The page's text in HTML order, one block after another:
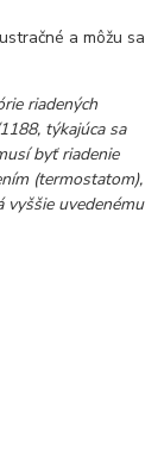
a môžu sa
riadených
týkajúca sa
byť riadenie
(termostatom),
vyššie uvedenému